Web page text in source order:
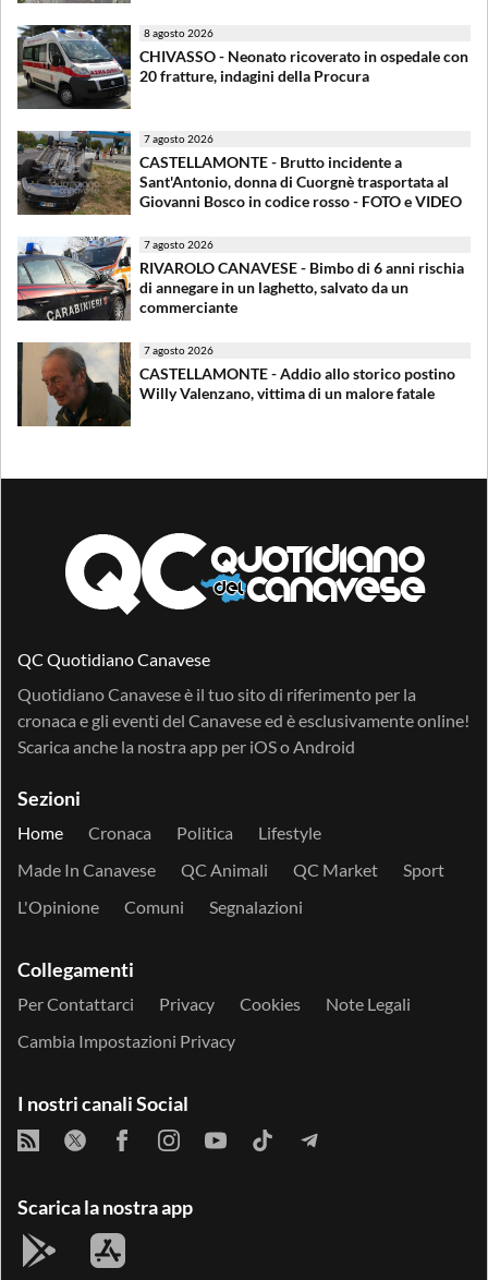
8 agosto 2026
CHIVASSO - Neonato ricoverato in ospedale con
20 fratture, indagini della Procura
7 agosto 2026
CASTELLAMONTE - Brutto incidente a
Sant'Antonio, donna di Cuorgnè trasportata al
Giovanni Bosco in codice rosso - FOTO e VIDEO
7 agosto 2026
RIVAROLO CANAVESE - Bimbo di 6 anni rischia
di annegare in un laghetto, salvato da un
commerciante
7 agosto 2026
CASTELLAMONTE - Addio allo storico postino
Willy Valenzano, vittima di un malore fatale
QC Quotidiano Canavese
Quotidiano Canavese è il tuo sito di riferimento per la
cronaca e gli eventi del Canavese ed è esclusivamente online!
Scarica anche la nostra app per iOSo Android
Sezioni
Home Cronaca Politica
Lifestyle
Made In Canavese
QC Animali QC Market
Sport
L'Opinione
Comuni Segnalazioni
Collegamenti
Per Contattarci Privacy Cookies
Note Legali
Cambia Impostazioni Privacy
I nostri canali Social
Scarica la nostra app